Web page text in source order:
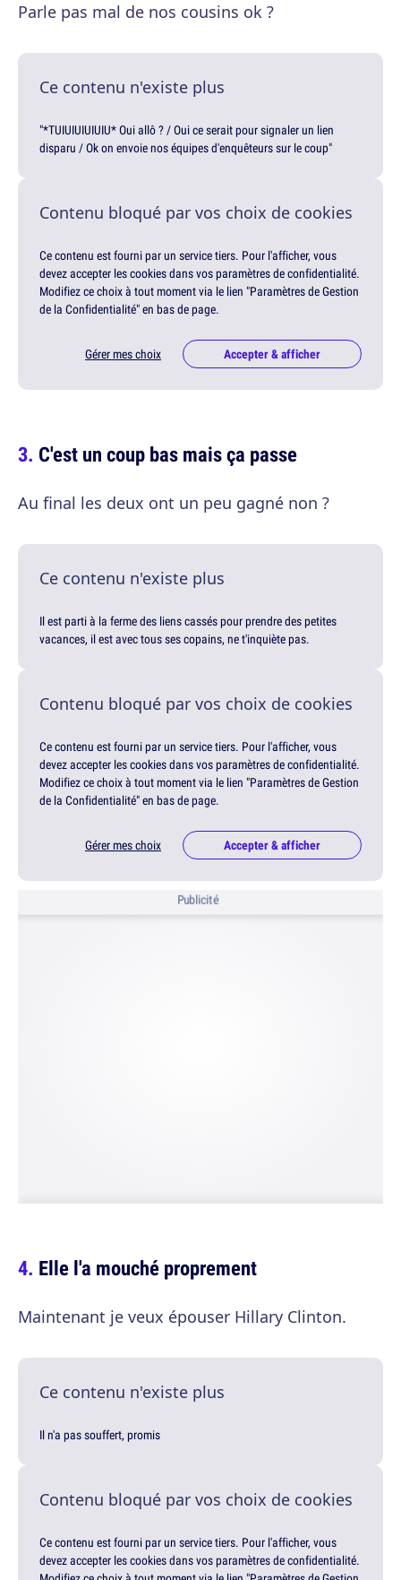
Parle pas mal de nos cousins ok ?
Ce contenu n'existe plus
"*TUIUIUIUIUIU* Oui allô ? / Oui ce serait pour signaler un lien
disparu / Ok on envoie nos équipes d'enquêteurs sur le coup"
Contenu bloqué par vos choix de cookies
Ce contenu est fourni par un service tiers. Pour l'afficher, vous
devez accepter les cookies dans vos paramètres de confidentialité.
Modifiez ce choix à tout moment via le lien "Paramètres de Gestion
de la Confidentialité" en bas de page.
Gérer mes choix Accepter & afficher
C'est un coup bas mais ça passe
Au final les deux ont un peu gagné non ?
Ce contenu n'existe plus
Il est parti à la ferme des liens cassés pour prendre des petites
vacances, il est avec tous ses copains, ne t'inquiète pas.
Contenu bloqué par vos choix de cookies
Ce contenu est fourni par un service tiers. Pour l'afficher, vous
devez accepter les cookies dans vos paramètres de confidentialité.
Modifiez ce choix à tout moment via le lien "Paramètres de Gestion
de la Confidentialité" en bas de page.
Gérer mes choix Accepter & afficher
Publicité
Elle l'a mouché proprement
Maintenant je veux épouser Hillary Clinton.
Ce contenu n'existe plus
Il n'a pas souffert, promis
Contenu bloqué par vos choix de cookies
Ce contenu est fourni par un service tiers. Pour l'afficher, vous
devez accepter les cookies dans vos paramètres de confidentialité.